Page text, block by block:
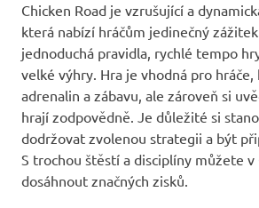
Chicken Road je vzrušující a
která nabízí hráčům jedinečný
jednoduchá pravidla, rychlé tempo
velké výhry. Hra je vhodná pro
adrenalin a zábavu, ale zároveň si
hrají zodpovědně. Je důležité si
dodržovat zvolenou strategii a být
S trochou štěstí a disciplíny můžete v
dosáhnout značných zisků.